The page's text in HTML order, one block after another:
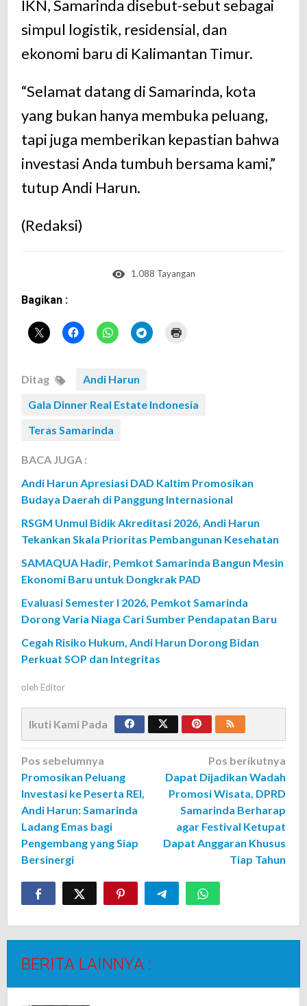
IKN,Samarinda disebut-sebutsebagai
simpul logistik, residensial, dan
ekonomi baru di Kalimantan Timur.
“Selamat datangdiSamarinda, kota
yang bukan hanya membuka peluang,
tapi juga memberikan kepastian bahwa
investasiAnda tumbuh bersama kami,”
tutupAndi Harun.
(Redaksi)
1.088 Tayangan
Bagikan :
Ditag
Andi Harun
Gala Dinner Real Estate Indonesia
Teras Samarinda
BACA JUGA :
Andi Harun Apresiasi DAD Kaltim Promosikan
Budaya Daerah di Panggung Internasional
RSGM Unmul Bidik Akreditasi 2026, Andi Harun
Tekankan Skala Prioritas Pembangunan Kesehatan
SAMAQUA Hadir, Pemkot Samarinda Bangun Mesin
Ekonomi Baru untuk Dongkrak PAD
Evaluasi Semester I 2026, Pemkot Samarinda
Dorong Varia Niaga Cari Sumber Pendapatan Baru
Cegah Risiko Hukum, Andi Harun Dorong Bidan
Perkuat SOP dan Integritas
oleh Editor
Ikuti Kami Pada
Navigasi
pos
Pos sebelumnya
Promosikan Peluang
Investasi ke Peserta REI,
Andi Harun: Samarinda
Ladang Emas bagi
Pengembang yang Siap
Bersinergi
Pos berikutnya
Dapat Dijadikan Wadah
Promosi Wisata, DPRD
Samarinda Berharap
agar Festival Ketupat
Dapat Anggaran Khusus
Tiap Tahun
BERITA LAINNYA :